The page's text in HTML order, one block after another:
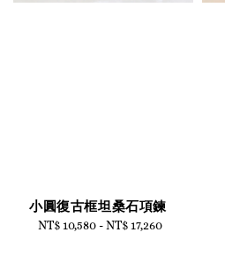
小圓復古框坦桑石項鍊
Regular
NT$ 10,580-NT$ 17,260